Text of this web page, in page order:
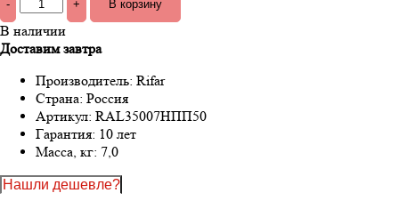
- +
В наличии
Доставим завтра
Производитель: Rifar
Страна: Россия
Артикул: RAL35007НПП50
Гарантия: 10 лет
Масса, кг: 7,0
Нашли дешевле?